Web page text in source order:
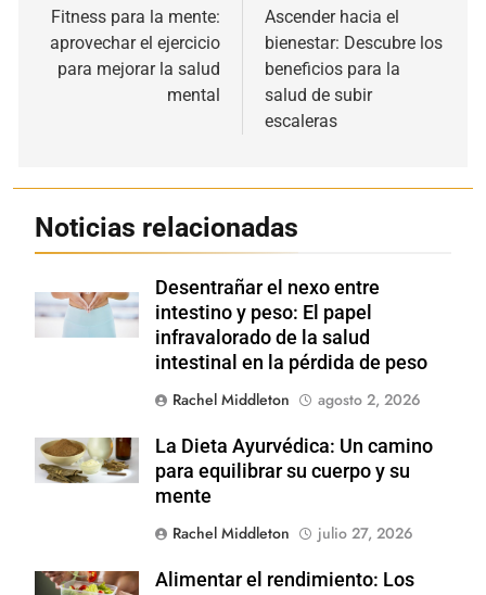
de
entradas
Fitness para la mente:
aprovechar el ejercicio
para mejorar la salud
mental
Ascender hacia el
bienestar: Descubre los
beneficios para la
salud de subir
escaleras
Noticias relacionadas
Shutterstock
Desentrañar el nexo entre
intestino y peso: El papel
infravalorado de la salud
intestinal en la pérdida de peso
Rachel Middleton
agosto 2, 2026
Shutterstock
La Dieta Ayurvédica: Un camino
para equilibrar su cuerpo y su
mente
Rachel Middleton
julio 27, 2026
Shutterstock
Alimentar el rendimiento: Los